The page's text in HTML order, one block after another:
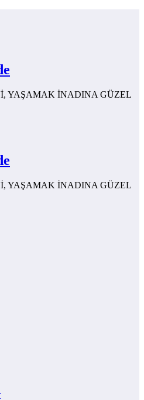
YAŞAMAK İNADINA GÜZEL
YAŞAMAK İNADINA GÜZEL